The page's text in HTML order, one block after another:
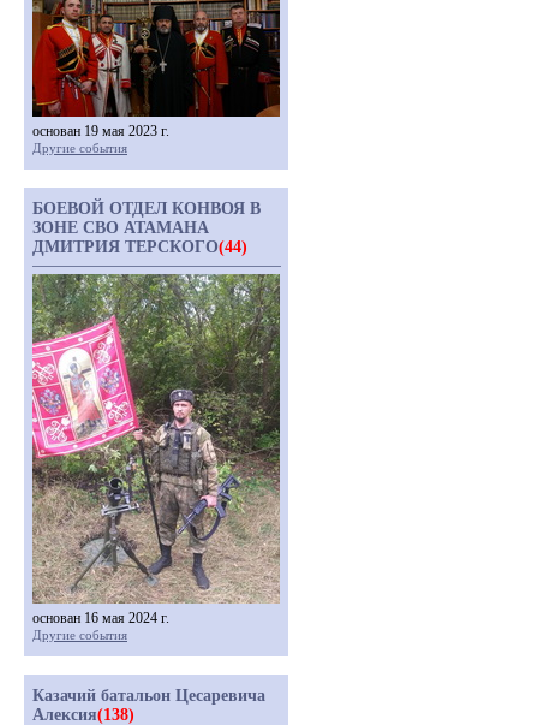
основан 19 мая 2023 г.
Другие события
БОЕВОЙ ОТДЕЛ КОНВОЯ В
ЗОНЕ СВО АТАМАНА
ДМИТРИЯ ТЕРСКОГО(44)
основан 16 мая 2024 г.
Другие события
Казачий батальон Цесаревича
Алексия(138)